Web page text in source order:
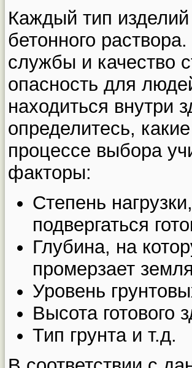
Каждый тип
бетонного
службы и качество
опасность для
находиться внутри
определитесь,
процессе выбора
факторы:
Степень
подвергаться
Глубина, на
промерзает
Уровень
Высота готового
Тип грунта и т.д.